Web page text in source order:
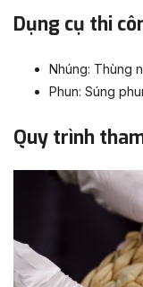
Dụng cụ thi
Nhúng: Thùng
Phun: Súng
Quy trình